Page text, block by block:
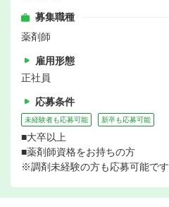
募集職種
薬剤師
雇用形態
正社員
応募条件
未経験者も応募可能 新卒も応募可能
■大卒以上
■薬剤師資格をお持ちの方
※調剤未経験の方も応募可能です